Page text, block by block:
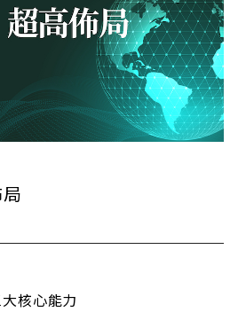
核心能力